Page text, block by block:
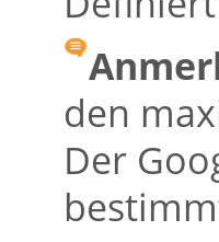
den
Der